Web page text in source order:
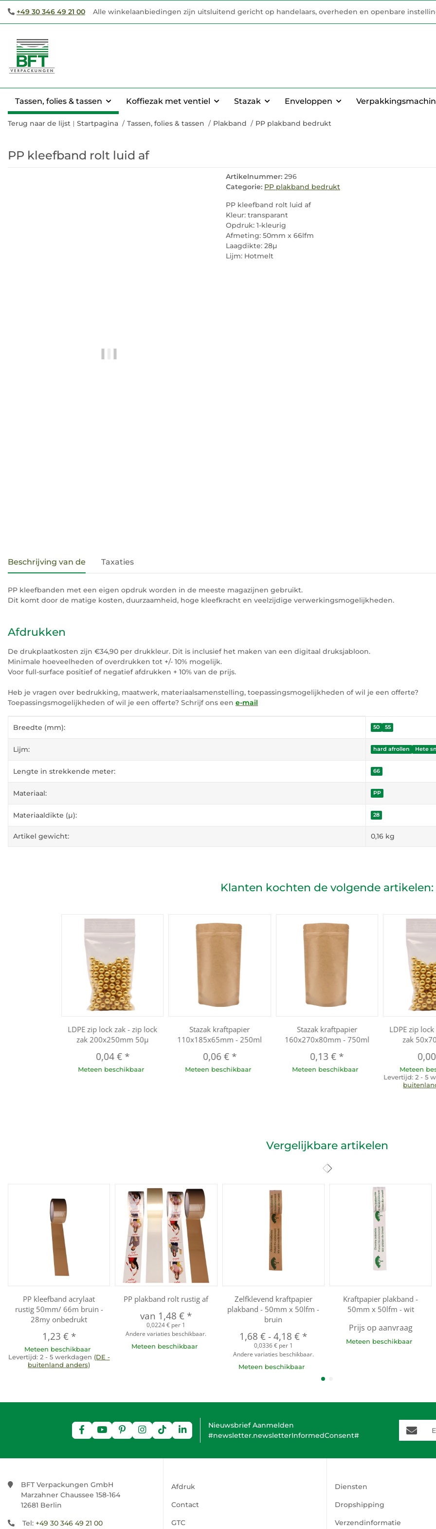
+49 30 346 49 21 00 Alle winkelaanbiedingen zijn uitsluitend gericht op handelaars, overheden en openbare
Tassen, folies & tassen Koffiezak met ventiel Stazak Enveloppen
Terug naar de lijst Startpagina Tassen, folies & tassen Plakband PP plakband bedrukt
PP kleefband rolt luid af
Artikelnummer: 296
Categorie: PP plakband bedrukt
PP kleefband rolt luid af
Kleur: transparant
Opdruk: 1-kleurig
Afmeting: 50mm x 66lfm
Laagdikte: 28µ
Lijm: Hotmelt
Beschrijving van de Taxaties
PP kleefbanden met een eigen opdruk worden in de meeste magazijnen gebruikt.
Dit komt door de matige kosten, duurzaamheid, hoge kleefkracht en veelzijdige verwerkingsmogelijkheden.
Afdrukken
De drukplaatkosten zijn €34,90 per drukkleur. Dit is inclusief het maken van een digitaal druksjabloon.
Minimale hoeveelheden of overdrukken tot +/- 10% mogelijk.
Voor full-surface positief of negatief afdrukken + 10% van de prijs.
Heb je vragen over bedrukking, maatwerk, materiaalsamenstelling, toepassingsmogelijkheden of wil je een offerte?
Toepassingsmogelijkheden of wil je een offerte? Schrijf ons een e-mail
#productDetails.itemInformation#
#productDetails.itemValue#
Breedte (mm): 50 55
Lijm: hard afrollen Hete
Lengte in strekkende meter: 66
Materiaal: PP
Materiaaldikte (µ): 28
Artikel gewicht: 0,16 kg
Klanten kochten de volgende artikelen:
LDPE zip lock zak - zip lock
zak 200x250mm 50µ
0,04 € *
Meteen beschikbaar
Stazak kraftpapier
110x185x65mm - 250ml
0,06 € *
Meteen beschikbaar
Stazak kraftpapier
160x270x80mm - 750ml
0,13 € *
Meteen beschikbaar
LDPE zip
zak
Meteen
Levertijd: 2 - 5
Vergelijkbare artikelen
PP kleefband acrylaat
rustig 50mm/ 66m bruin -
28my onbedrukt
1,23 € *
Meteen beschikbaar
Levertijd: 2 - 5 werkdagen (DE -
buitenland anders)
PP plakband rolt rustig af
van 1,48 € *
0,0224 € per 1
Andere variaties beschikbaar.
Meteen beschikbaar
Zelfklevend kraftpapier
plakband - 50mm x 50lfm -
bruin
1,68 €-4,18 € *
0,0336 € per 1
Andere variaties beschikbaar.
Meteen beschikbaar
Kraftpapier plakband -
50mm x 50lfm - wit
Prijs op aanvraag
Meteen beschikbaar
Nieuwsbrief Aanmelden
#newsletter.newsletterInformedConsent#
E-Mail-
BFT Verpackungen GmbH
Marzahner Chaussee 158-164
12681 Berlin
Tel: +49 30 346 49 21 00
Afdruk
Contact
GTC
Diensten
Dropshipping
Verzendinformatie